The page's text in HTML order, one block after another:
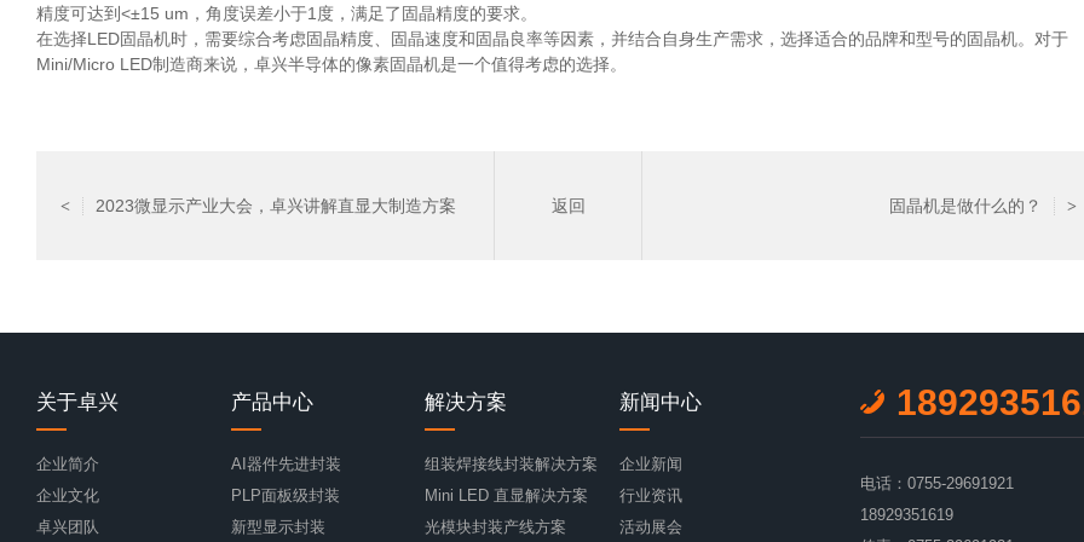
精度可达到<±15 um，角度误差小于1度，满足了固晶精度的要求。
在选择LED固晶机时，需要综合考虑固晶精度、固晶速度和固晶良率等因素，并结合自身生产需求，选择适合的品牌和型号的固晶机。对于
Mini/Micro LED制造商来说，卓兴半导体的像素固晶机是一个值得考虑的选择。
< 2023微显示产业大会，卓兴讲解直显大制造方案 固晶机是做什么的？ >
返回
关于卓兴
企业简介
企业文化
卓兴团队
产品中心
AI器件先进封装
PLP面板级封装
新型显示封装
解决方案
组装焊接线封装解决方案
Mini LED 直显解决方案
光模块封装产线方案
新闻中心
企业新闻
行业资讯
活动展会
电话：0755-29691921
18929351619